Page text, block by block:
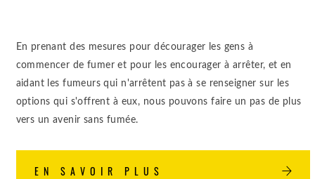
En prenant des mesures pour décourager les gens à
commencer de fumer et pour les encourager à arrêter, et en
aidant les fumeurs qui n'arrêtent pas à se renseigner sur les
options qui s'offrent à eux, nous pouvons faire un pas de plus
vers un avenir sans fumée.
EN SAVOIR PLUS